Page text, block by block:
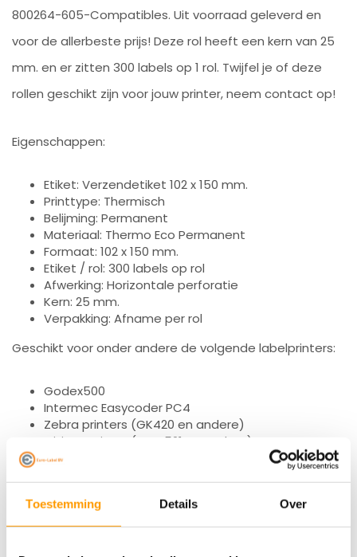
Toestemming Details Over
800264-605-Compatibles. Uit voorraad geleverd en
voor de allerbeste prijs! Deze rol heeft een kern van 25
mm. en er zitten 300 labels op 1 rol. Twijfel je of deze
rollen geschikt zijn voor jouw printer, neem contact op!
Eigenschappen:
Etiket: Verzendetiket 102 x 150 mm.
Printtype: Thermisch
Belijming: Permanent
Materiaal: Thermo Eco Permanent
Formaat: 102 x 150 mm.
Etiket / rol: 300 labels op rol
Afwerking: Horizontale perforatie
Kern: 25 mm.
Verpakking: Afname per rol
Geschikt voor onder andere de volgende labelprinters:
Godex500
Intermec Easycoder PC4
Zebra printers (GK420 en andere)
Citizen printer (CL-S521 en andere)
Specificaties